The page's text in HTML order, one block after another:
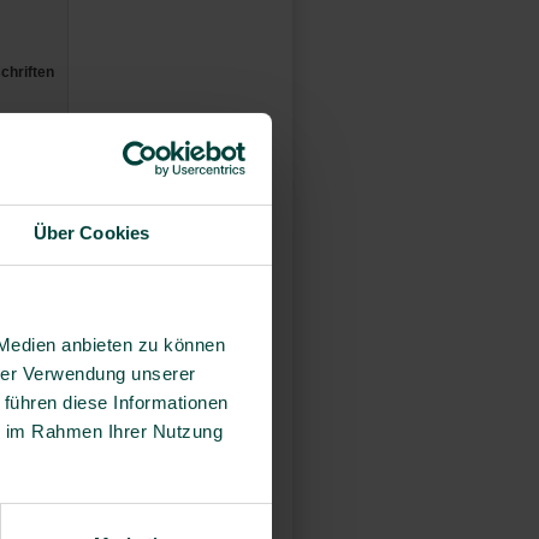
Über Cookies
anbieten zu können
Verwendung unserer
diese Informationen
Rahmen Ihrer Nutzung